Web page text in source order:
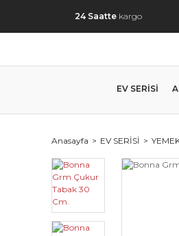
24 Saatte kargo
EV SERİSİ
Anasayfa EV SERİSİ